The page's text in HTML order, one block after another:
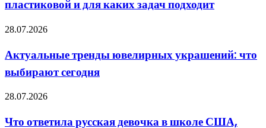
удобнее
и
задач
подходит
пластиковой и для каких задач подходит
Актуальные
ювелирных
украшений:
что
сегодня
28.07.2026
Актуальные тренды ювелирных украшений: что
выбирают сегодня
Что
русская
28.07.2026
Что ответила русская девочка в школе США,